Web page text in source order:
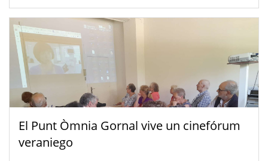
El Punt Òmnia Gornal vive un cinefórum
veraniego